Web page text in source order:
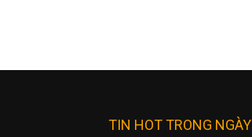
TIN HOT TRONG NGÀY